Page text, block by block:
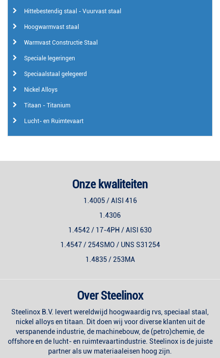
Hittebestendig staal - Vuurvast staal
Hoogwarmvast staal
Warmvast Constructie Staal
Speciale legeringen
Speciaalstaal gelegeerd
Nickel Alloys
Titaan - Titanium
Lucht- en Ruimtevaart
Onze kwaliteiten
1.4005 / AISI 416
1.4306
1.4542 / 17-4PH / AISI 630
1.4547 / 254SMO / UNS S31254
1.4835 / 253MA
Over Steelinox
Steelinox B.V. levert wereldwijd hoogwaardig rvs, speciaal staal,
nickel alloys en titaan. Dit doen wij voor diverse klanten uit de
verspanende industrie, de machinebouw, de (petro)chemie, de
offshore en de lucht- en ruimtevaartindustrie. Steelinox is de juiste
partner als uw materiaaleisen hoog zijn.